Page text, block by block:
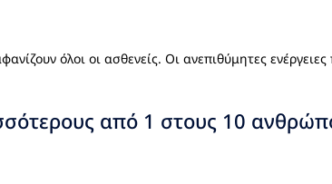
όλοι οι ασθενείς. Οι ανεπιθύμητες ενέργειες
από 1 στους 10